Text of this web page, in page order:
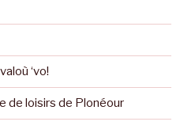
‘vo!
de loisirs de Plonéour